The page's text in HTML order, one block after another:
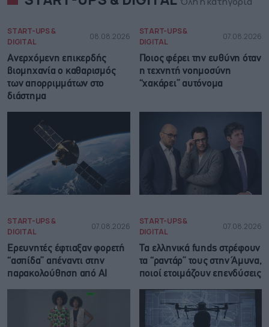
START-UPS &
DIGITAL
08.08.2026
Ανερχόμενη επικερδής
βιομηχανία ο καθαρισμός
των απορριμμάτων στο
διάστημα
START-UPS &
DIGITAL
07.08.2026
Ποιος φέρει την ευθύνη όταν
η τεχνητή νοημοσύνη
“χακάρει” αυτόνομα
START-UPS &
DIGITAL
07.08.2026
Ερευνητές έφτιαξαν φορετή
“ασπίδα” απέναντι στην
παρακολούθηση από AI
START-UPS &
DIGITAL
07.08.2026
Τα ελληνικά funds στρέφουν
τα “ραντάρ” τους στην Άμυνα,
ποιοί ετοιμάζουν επενδύσεις